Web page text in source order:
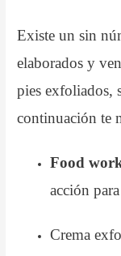
Existe un sin
elaborados y
pies exfoliados,
continuación te
Food
acción
Crema